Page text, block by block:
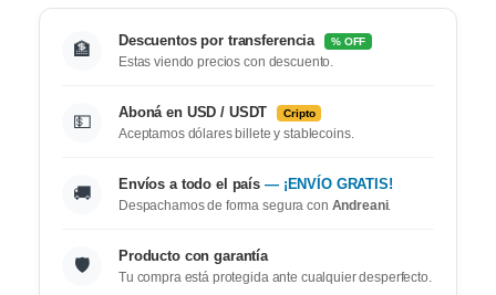
🏦 Descuentos por transferencia % OFF
Estas viendo precios con descuento.
💵 Aboná en USD / USDT Cripto
Aceptamos dólares billete y stablecoins.
🚚 Envíos a todo el país — ¡ENVÍO GRATIS!
Despachamos de forma segura con Andreani.
🛡️ Producto con garantía
Tu compra está protegida ante cualquier desperfecto.